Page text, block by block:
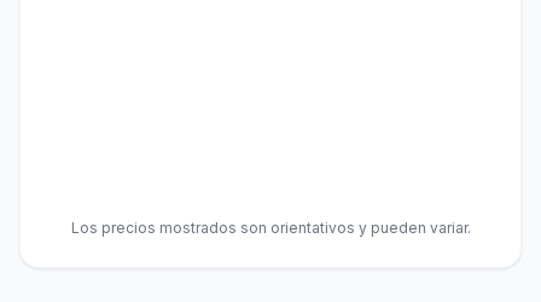
Los precios mostrados son orientativos y pueden variar.